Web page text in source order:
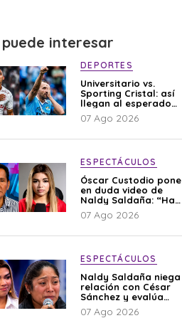
puede interesar
DEPORTES
Universitario vs.
Sporting Cristal: así
llegan al esperado
duelo
07 Ago 2026
ESPECTÁCULOS
Óscar Custodio pone
en duda video de
Naldy Saldaña: “Hay
cosas que de repente
se han editado”
07 Ago 2026
ESPECTÁCULOS
Naldy Saldaña niega
relación con César
Sánchez y evalúa
denunciar a su
esposa: “Es una
07 Ago 2026